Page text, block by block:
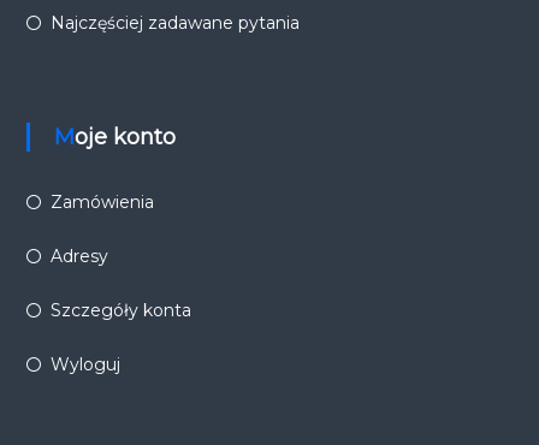
Najczęściej zadawane pytania
Moje konto
Zamówienia
Adresy
Szczegóły konta
Wyloguj